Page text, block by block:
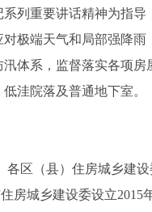
系列重要讲话精神为指
极端天气和局部强降
汛体系，监督落实各项
洼院落及普通地下室。
各区（县）住房城乡建
房城乡建设委设立